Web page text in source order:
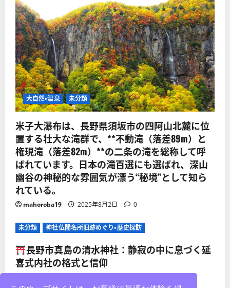
大自然・温泉 未分類
米子大瀑布は、長野県須坂市の四阿山北麓に位
置する壮大な滝群で、**不動滝（落差89m）と
権現滝（落差82m）**の二条の滝を総称して呼
ばれています。日本の滝百選にも選ばれ、深山
幽谷の神秘的な雰囲気が漂う“秘境”として知ら
れている。
mahoroba19 2025年8月2日 0
未分類 神社仏閣名所旧跡めぐり・歴史探訪
長野市真島の清水神社：静寂の中に息づく延
喜式内社の格式と信仰